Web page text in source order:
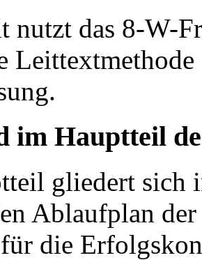
nutzt das 8-W-
im Hauptteil
gliedert sich
Ablaufplan
die